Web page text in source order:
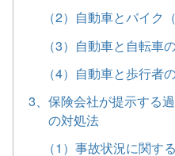
（2）自動車とバイク
（3）自動車と自転車
（4）自動車と歩行者
3、保険会社が提示する
の対処法
（1）事故状況に関す